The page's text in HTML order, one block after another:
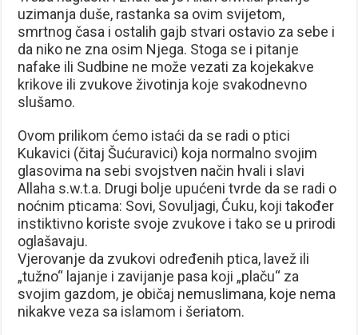
uzimanja duše, rastanka sa ovim svijetom,
smrtnog časa i ostalih gajb stvari ostavio za sebe i
da niko ne zna osim Njega. Stoga se i pitanje
nafake ili Sudbine ne može vezati za kojekakve
krikove ili zvukove životinja koje svakodnevno
slušamo.
Ovom prilikom ćemo istaći da se radi o ptici
Kukavici (čitaj Šućuravici) koja normalno svojim
glasovima na sebi svojstven način hvali i slavi
Allaha s.w.t.a. Drugi bolje upućeni tvrde da se radi o
noćnim pticama: Sovi, Sovuljagi, Ćuku, koji također
instiktivno koriste svoje zvukove i tako se u prirodi
oglašavaju.
Vjerovanje da zvukovi određenih ptica, lavež ili
„tužno“ lajanje i zavijanje pasa koji „plaču“ za
svojim gazdom, je običaj nemuslimana, koje nema
nikakve veza sa islamom i šeriatom.